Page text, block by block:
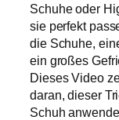
Schuhe oder
sie perfekt
die Schuhe,
ein großes
Dieses Video
daran, dieser
Schuh